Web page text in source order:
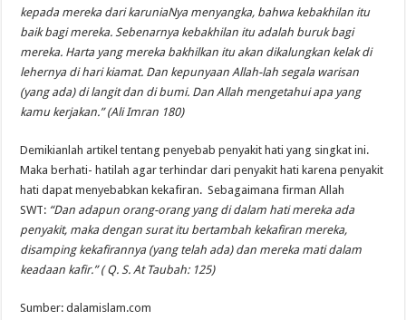
kepada mereka dari karuniaNya menyangka, bahwa kebakhilan itu
baik bagi mereka. Sebenarnya kebakhilan itu adalah buruk bagi
mereka. Harta yang mereka bakhilkan itu akan dikalungkan kelak di
lehernya di hari kiamat. Dan kepunyaan Allah-lah segala warisan
(yang ada) di langit dan di bumi. Dan Allah mengetahui apa yang
kamu kerjakan.” (Ali Imran 180)
Demikianlah artikel tentang penyebab penyakit hati yang singkat ini.
Maka berhati- hatilah agar terhindar dari penyakit hati karena penyakit
hati dapat menyebabkan kekafiran. Sebagaimana firman Allah
SWT: “Dan adapun orang-orang yang di dalam hati mereka ada
penyakit, maka dengan surat itu bertambah kekafiran mereka,
disamping kekafirannya (yang telah ada) dan mereka mati dalam
keadaan kafir.” ( Q. S. At Taubah: 125)
Sumber: dalamislam.com